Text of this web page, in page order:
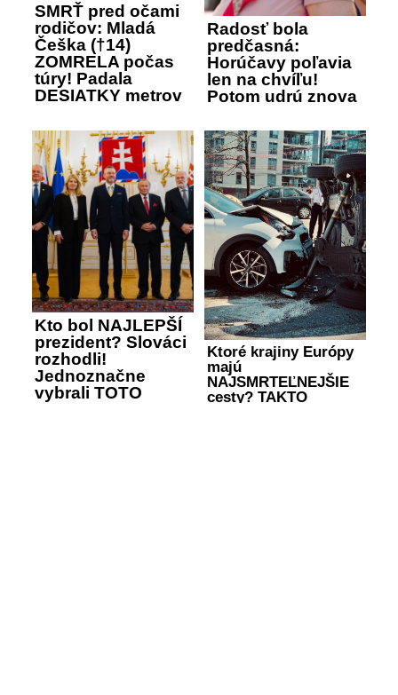
SMRŤ pred očami
rodičov: Mladá
Češka (†14)
ZOMRELA počas
túry! Padala
DESIATKY metrov
Radosť bola
predčasná:
Horúčavy poľavia
len na chvíľu!
Potom udrú znova
Kto bol NAJLEPŠÍ
prezident? Slováci
rozhodli!
Jednoznačne
vybrali TOTO
Ktoré krajiny Európy
majú
NAJSMRTEĽNEJŠIE
cesty? TAKTO